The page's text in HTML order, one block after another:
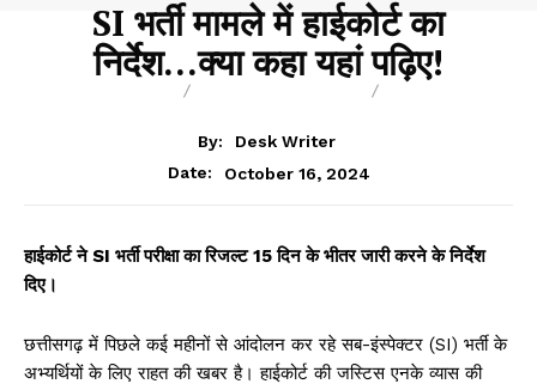
SI भर्ती मामले में हाईकोर्ट का
निर्देश…क्या कहा यहां पढ़िए!
By:
Desk Writer
Date:
October 16, 2024
हाईकोर्ट ने SI भर्ती परीक्षा का रिजल्ट 15 दिन के भीतर जारी करने के निर्देश
दिए।
छत्तीसगढ़ में पिछले कई महीनों से आंदोलन कर रहे सब-इंस्पेक्टर (SI) भर्ती के
अभ्यर्थियों के लिए राहत की खबर है। हाईकोर्ट की जस्टिस एनके व्यास की